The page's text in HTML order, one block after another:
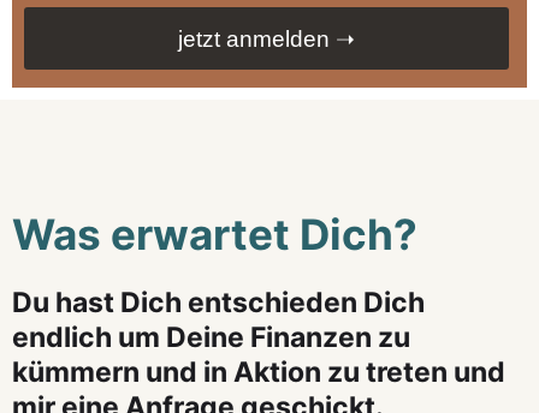
jetzt anmelden ➝
Was erwartet Dich?
Du hast Dich entschieden Dich
endlich um Deine Finanzen zu
kümmern und in Aktion zu treten und